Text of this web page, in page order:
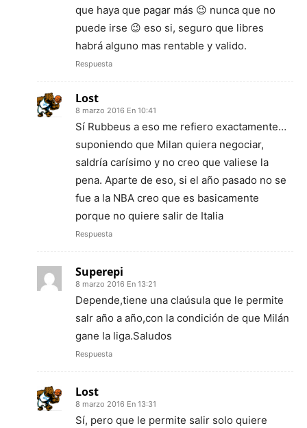
que haya que pagar más 😉 nunca que no
puede irse 😉 eso si, seguro que libres
habrá alguno mas rentable y valido.
Respuesta
Lost
8 marzo 2016 En 10:41
Sí Rubbeus a eso me refiero exactamente…
suponiendo que Milan quiera negociar,
saldría carísimo y no creo que valiese la
pena. Aparte de eso, si el año pasado no se
fue a la NBA creo que es basicamente
porque no quiere salir de Italia
Respuesta
Superepi
8 marzo 2016 En 13:21
Depende,tiene una claúsula que le permite
salr año a año,con la condición de que Milán
gane la liga.Saludos
Respuesta
Lost
8 marzo 2016 En 13:31
Sí, pero que le permite salir solo quiere